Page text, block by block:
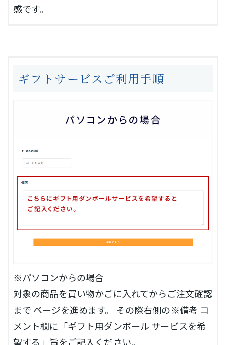
感です。
ギフトサービスご利用手順
※パソコンからの場合
対象の商品を買い物かごに入れてからご注文確認
まで ページを進めます。 その際右側の※備考 コ
メント欄に「ギフト用ダンボール サービスを希
望する」旨をご記入ください。